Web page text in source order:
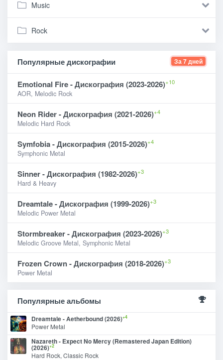
Music
Rock
Популярные дискографии За 7 дней
Emotional Fire - Дискография (2023-2026)+10
AOR, Melodic Rock
Neon Rider - Дискография (2021-2026)+4
Melodic Hard Rock
Symfobia - Дискография (2015-2026)+4
Symphonic Metal
Sinner - Дискография (1982-2026)+3
Hard & Heavy
Dreamtale - Дискография (1999-2026)+3
Melodic Power Metal
Stormbreaker - Дискография (2023-2026)+3
Melodic Groove Metal, Symphonic Metal
Frozen Crown - Дискография (2018-2026)+3
Power Metal
Популярные альбомы
Dreamtale - Aetherbound (2026)+4
Power Metal
Nazareth - Expect No Mercy (Remastered Japan Edition)
(2026)+2
Hard Rock, Classic Rock